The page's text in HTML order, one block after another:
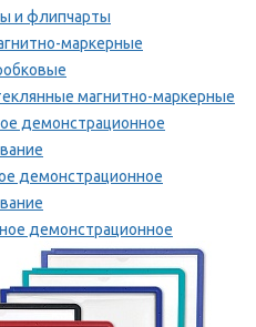
и флипчарты
маркерные
магнитно-маркерные
демонстрационное
демонстрационное
демонстрационное